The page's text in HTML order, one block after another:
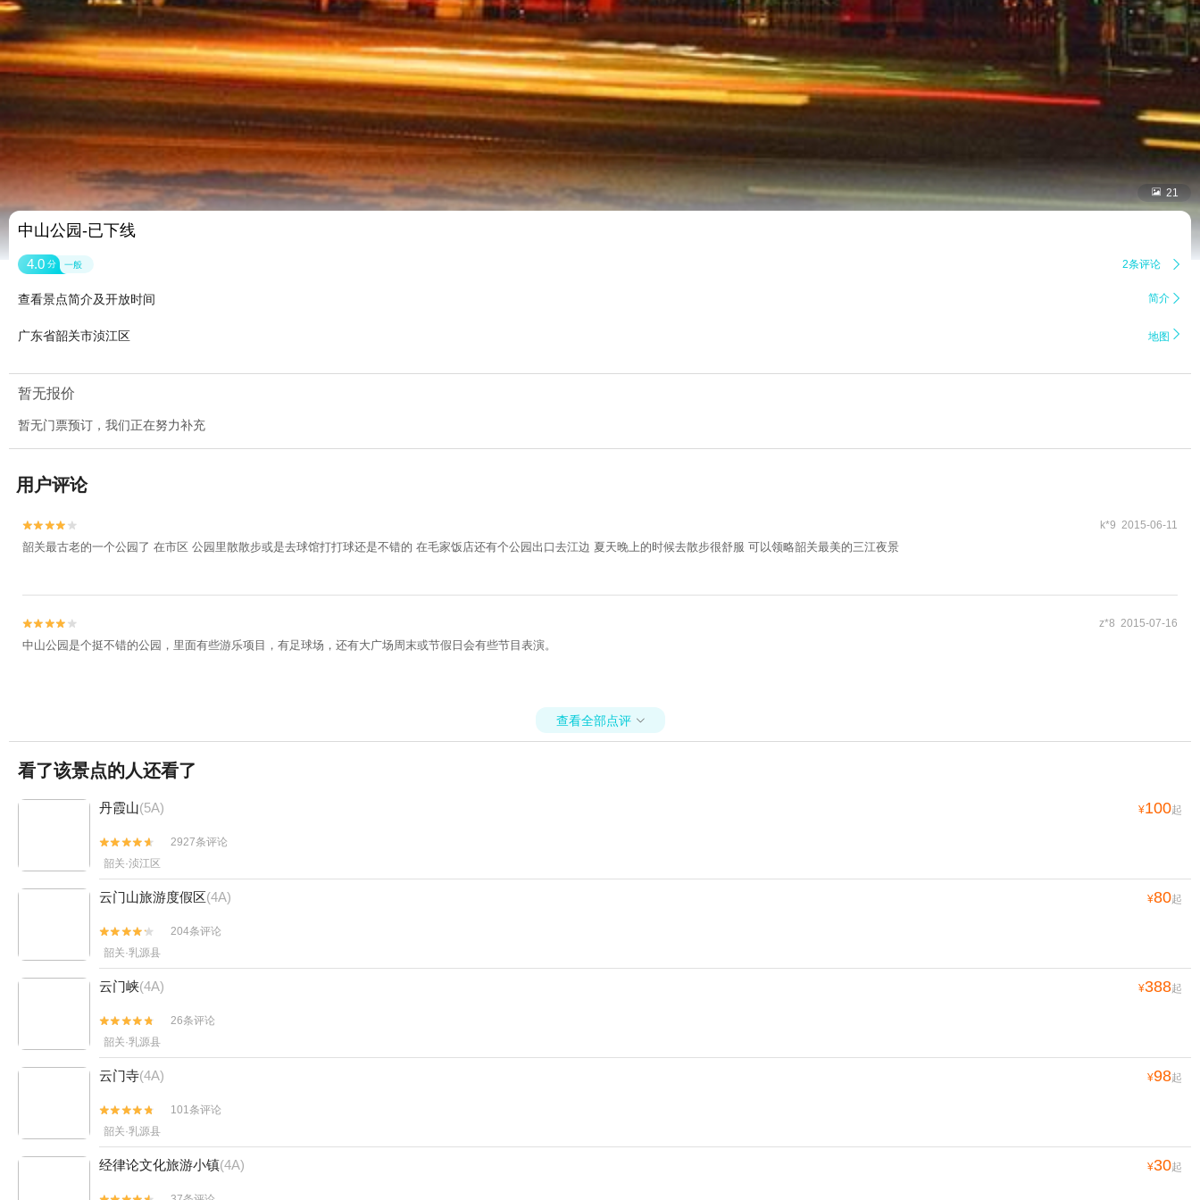
 21
中山公园-已下线
4.0 分 一般 2条评论 
查看景点简介及开放时间 简介 
广东省韶关市浈江区 地图 
暂无报价
暂无门票预订，我们正在努力补充
用户评论

 k*9 2015-06-11
韶关最古老的一个公园了 在市区 公园里散散步或是去球馆打打球还是不错的 在毛家饭店还有个公园出口去江边 夏天晚上的时候去散步很舒服 可以领略韶关最美的三江夜景

 z*8 2015-07-16
中山公园是个挺不错的公园，里面有些游乐项目，有足球场，还有大广场周末或节假日会有些节目表演。
查看全部点评 
看了该景点的人还看了
丹霞山(5A) ¥100起


2927条评论
韶关·浈江区
云门山旅游度假区(4A) ¥80起


204条评论
韶关·乳源县
云门峡(4A) ¥388起


26条评论
韶关·乳源县
云门寺(4A) ¥98起


101条评论
韶关·乳源县
经律论文化旅游小镇(4A) ¥30起